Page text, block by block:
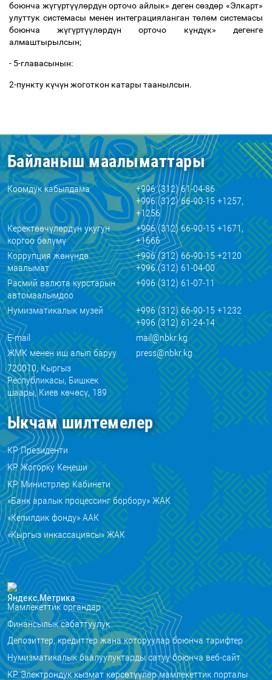
боюнча жүгүртүүлөрдүн орточо айлык» деген сөздөр «Элкарт»
улуттук системасы менен интеграцияланган төлөм системасы
боюнча жүгүртүүлөрдүн орточо күндүк» дегенге
алмаштырылсын;
- 5-главасынын:
2-пункту күчүн жоготкон катары таанылсын.
Байланыш маалыматтары
Коомдук кабылдама
+996 (312) 61-04-86
+996 (312) 66-90-15 +1257,
+1256
Керектөөчүлөрдүн укугун
коргоо бөлүмү
+996 (312) 66-90-15 +1671,
+1666
Коррупция жөнүндө
маалымат
+996 (312) 66-90-15 +2120
+996 (312) 61-04-00
Расмий валюта курстарын
автомаалымдоо
+996 (312) 61-07-11
Нумизматикалык музей
+996 (312) 66-90-15 +1232
+996 (312) 61-24-14
E-mail
mail@nbkr.kg
ЖМК менен иш алып баруу
press@nbkr.kg
720010, Кыргыз
Республикасы, Бишкек
шаары, Киев көчөсү, 189
Ыкчам шилтемелер
КР Президенти
КР Жогорку Кеңеши
КР Министрлер Кабинети
«Банк аралык процессинг борбору» ЖАК
«Кепилдик фонду» ААК
«Кыргыз инкассациясы» ЖАК
Мамлекеттик органдар
Финансылык сабаттуулук
Депозиттер, кредиттер жана которуулар боюнча тарифтер
Нумизматикалык баалуулуктарды сатуу боюнча веб-сайт
КР Электрондук кызмат көрсөтүүлөр мамлекеттик порталы